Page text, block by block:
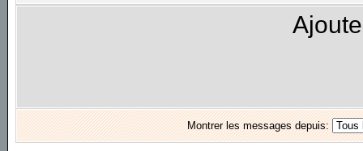
Montrer les messages depuis: